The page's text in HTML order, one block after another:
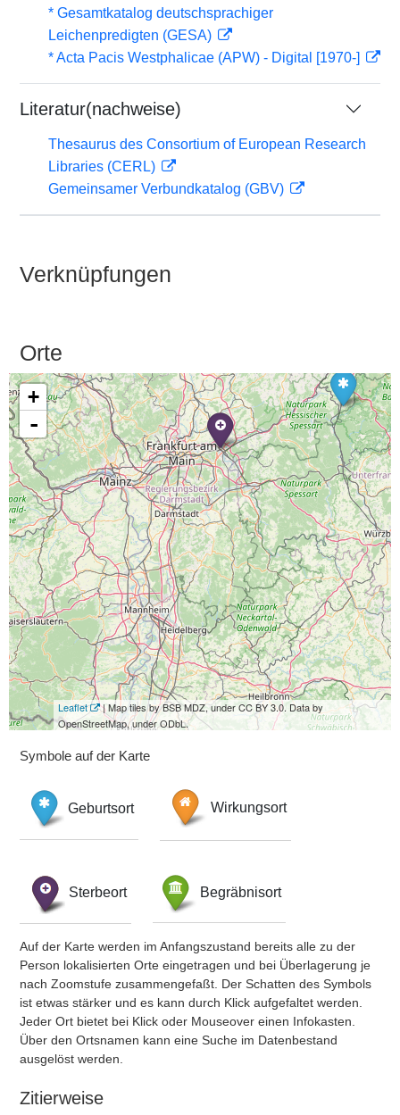
* Gesamtkatalog deutschsprachiger
Leichenpredigten (GESA)
* Acta Pacis Westphalicae (APW) - Digital [1970-]
Literatur(nachweise)
Thesaurus des Consortium of European Research
Libraries (CERL)
Gemeinsamer Verbundkatalog (GBV)
Verknüpfungen
Orte
+
-
Leaflet
| Map tiles by BSB MDZ, under CC BY 3.0. Data by
OpenStreetMap, under ODbL.
Symbole auf der Karte
Geburtsort Wirkungsort
Sterbeort Begräbnisort
Auf der Karte werden im Anfangszustand bereits alle zu der
Person lokalisierten Orte eingetragen und bei Überlagerung je
nach Zoomstufe zusammengefaßt. Der Schatten des Symbols
ist etwas stärker und es kann durch Klick aufgefaltet werden.
Jeder Ort bietet bei Klick oder Mouseover einen Infokasten.
Über den Ortsnamen kann eine Suche im Datenbestand
ausgelöst werden.
Zitierweise